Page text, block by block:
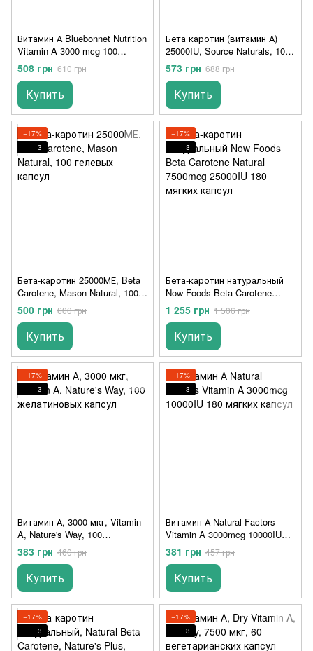
Витамин А Bluebonnet Nutrition
Vitamin A 3000 mcg 100
капсул
508 грн 610 грн
Купить
Бета каротин (витамин А)
25000IU, Source Naturals, 100
желатиновых капсул
573 грн 688 грн
Купить
−17%
3
Бета-каротин 25000МЕ, Beta
Carotene, Mason Natural, 100
гелевых капсул
500 грн 600 грн
Купить
−17%
3
Бета-каротин натуральный
Now Foods Beta Carotene
Natural 7500mcg 25000IU 180
мягких капсул
1 255 грн 1 506 грн
Купить
−17%
3
Витамин А, 3000 мкг, Vitamin
A, Nature's Way, 100
желатиновых капсул
383 грн 460 грн
Купить
−17%
3
Витамин А Natural Factors
Vitamin A 3000mcg 10000IU
180 мягких капсул
381 грн 457 грн
Купить
−17%
3
−17%
3